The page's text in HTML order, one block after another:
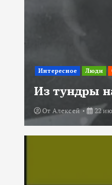
Интересное Люди
Из тундры
От Алексей 22